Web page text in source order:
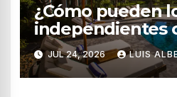
¿Cómo pueden
independientes
perder su
JUL 24, 2026 LUIS